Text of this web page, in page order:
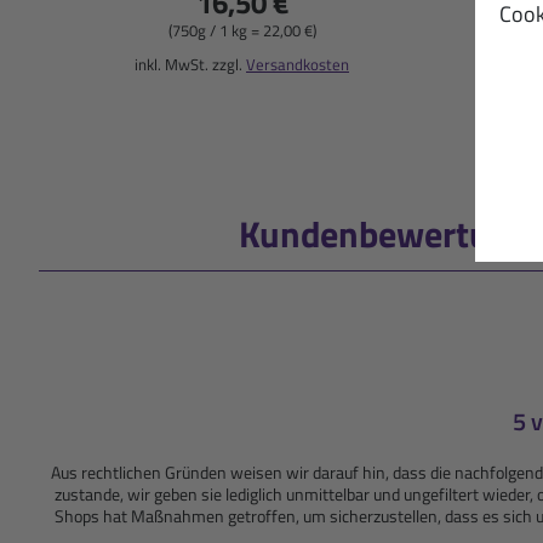
(750g / 1 kg = 22,00 €)
inkl. MwSt. zzgl. Versandkosten
5
Aus rechtlichen Gründen weisen wir darauf hin, dass die
zustande, wir geben sie lediglich unmittelbar und ungefiltert
Shops hat Maßnahmen getroffen, um sicherzustellen, dass es sich